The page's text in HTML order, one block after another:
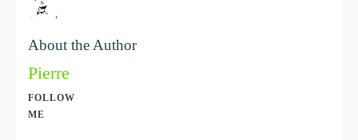
About the Author
Pierre
FOLLOW
ME